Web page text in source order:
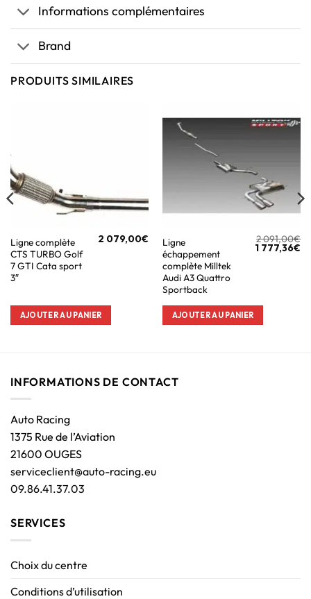
Informations complémentaires
Brand
PRODUITS SIMILAIRES
Ligne complète
CTS TURBO Golf
7 GTI Cata sport
3″
2 079,00€
AJOUTER AU PANIER
Ligne
échappement
complète Milltek
Audi A3 Quattro
Sportback
2 091,00€
1 777,36€
AJOUTER AU PANIER
INFORMATIONS DE CONTACT
Auto Racing
1375 Rue de l’Aviation
21600 OUGES
serviceclient@auto-racing.eu
09.86.41.37.03
SERVICES
Choix du centre
Conditions d’utilisation